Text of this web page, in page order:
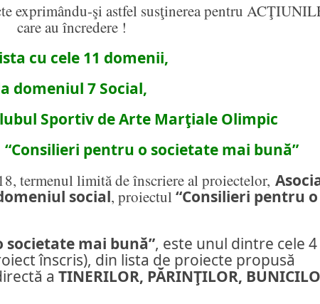
exprimându-şi astfel susţinerea pentru
care au încredere !
cu cele 11 domenii,
domeniul 7 Social,
Sportiv de Arte Marţiale Olimpic
“Consilieri pentru o societate mai bună”
termenul limită de înscriere al proiectelor,
social, proiectul“Consilieri pentru o
societate mai bună”, este unul dintre cele 4
înscris), din lista de proiecte propusă
a TINERILOR, PĂRINŢILOR,